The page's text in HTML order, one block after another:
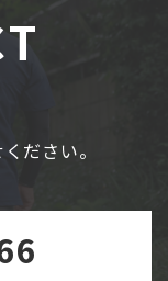
ださい。